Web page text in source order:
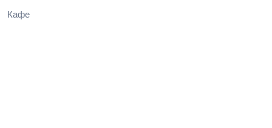
Кафе